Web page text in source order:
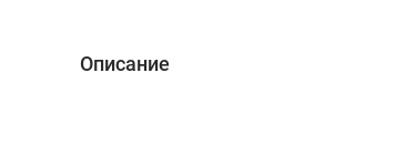
Описание